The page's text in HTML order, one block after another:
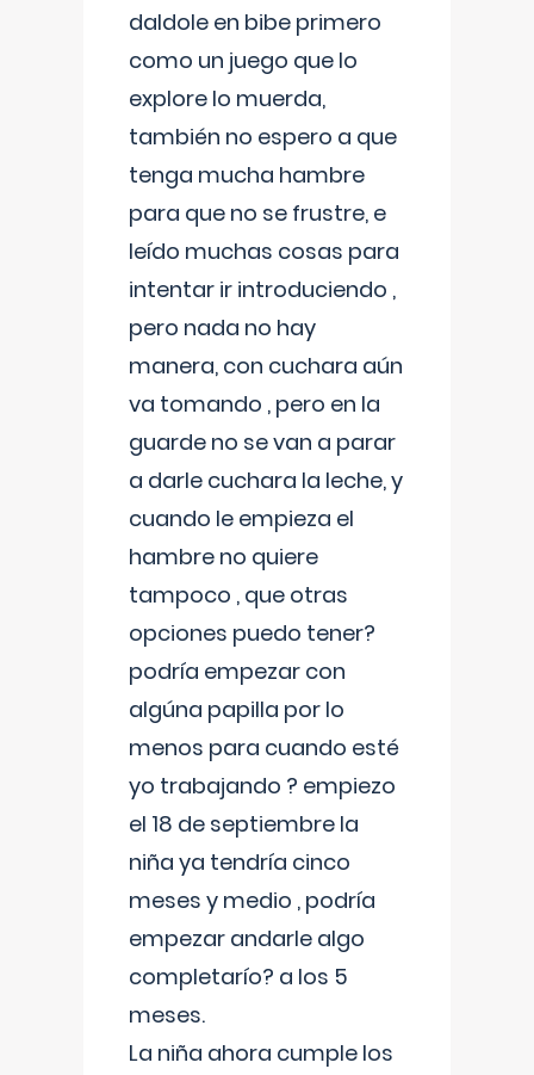
daldole en bibe primero
como un juego que lo
explore lo muerda,
también no espero a que
tenga mucha hambre
para que no se frustre, e
leído muchas cosas para
intentar ir introduciendo ,
pero nada no hay
manera, con cuchara aún
va tomando , pero en la
guarde no se van a parar
a darle cuchara la leche, y
cuando le empieza el
hambre no quiere
tampoco , que otras
opciones puedo tener?
podría empezar con
algúna papilla por lo
menos para cuando esté
yo trabajando ? empiezo
el 18 de septiembre la
niña ya tendría cinco
meses y medio , podría
empezar andarle algo
completarío? a los 5
meses.
La niña ahora cumple los